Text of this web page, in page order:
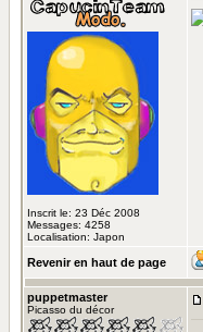
Inscrit le: 23 Déc 2008
Messages: 4258
Localisation: Japon
Revenir en haut de page
puppetmaster
Picasso du décor